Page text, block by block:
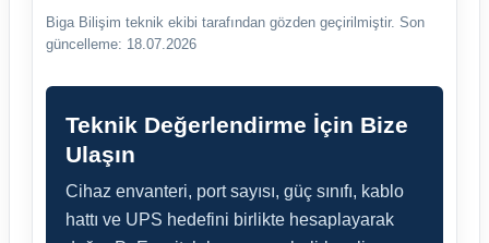
Biga Bilişim teknik ekibi tarafından gözden geçirilmiştir. Son
güncelleme: 18.07.2026
Teknik Değerlendirme İçin Bize
Ulaşın
Cihaz envanteri, port sayısı, güç sınıfı, kablo
hattı ve UPS hedefini birlikte hesaplayarak